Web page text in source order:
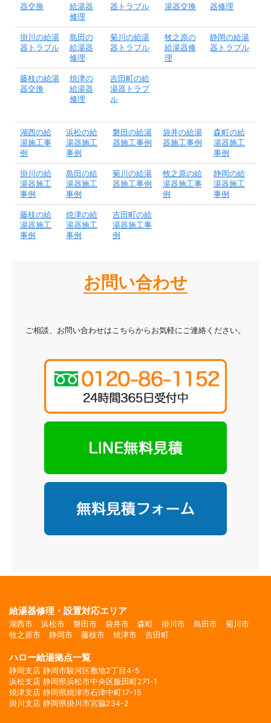
器交換
給湯器
修理
器トラブル
湯器交換
器修理
掛川の給湯
器トラブル
島田の
給湯器
修理
菊川の給湯
器トラブル
牧之原の
給湯器修
理
静岡の給湯
器トラブル
藤枝の給湯
器交換
焼津の
給湯器
修理
吉田町の給
湯器トラブ
ル
湖西の給
湯施工事
例
浜松の給
湯器施工
事例
磐田の給湯
器施工事例
袋井の給湯
器施工事例
森町の給
湯器施工
事例
掛川の給
湯器施工
事例
島田の給
湯器施工
事例
菊川の給湯
器施工事例
牧之原の給
湯器施工事
例
静岡の給
湯器施工
事例
藤枝の給
湯器施工
事例
焼津の給
湯器施工
事例
吉田町の給
湯器施工事
例
お問い合わせ
ご相談、お問い合わせはこちらからお気軽にご連絡ください。
給湯器修理・設置対応エリア
湖西市 浜松市 磐田市 袋井市 森町 掛川市 島田市
菊川市
牧之原市
静岡市 藤枝市 焼津市 吉田町
ハロー給湯拠点一覧
静岡支店 静岡市駿河区敷地2丁目4-5
浜松支店 静岡県浜松市中央区飯田町271-1
焼津支店 静岡県焼津市石津中町17-15
掛川支店 静岡県掛川市宮脇234-2